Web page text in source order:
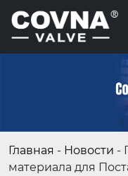
Главная - Новости -
материала для